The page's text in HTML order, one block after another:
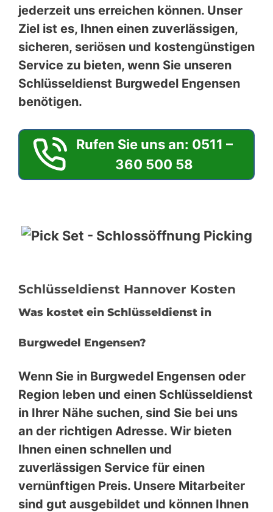
jederzeit uns erreichen können. Unser
Ziel ist es, Ihnen einen zuverlässigen,
sicheren, seriösen und kostengünstigen
Service zu bieten, wenn Sie unseren
Schlüsseldienst Burgwedel Engensen
benötigen.
Rufen Sie uns an: 0511 –
360 500 58
Schlüsseldienst Hannover Kosten
Was kostet ein Schlüsseldienst in
Burgwedel Engensen?
Wenn Sie in Burgwedel Engensen oder
Region leben und einen Schlüsseldienst
in Ihrer Nähe suchen, sind Sie bei uns
an der richtigen Adresse. Wir bieten
Ihnen einen schnellen und
zuverlässigen Service für einen
vernünftigen Preis. Unsere Mitarbeiter
sind gut ausgebildet und können Ihnen